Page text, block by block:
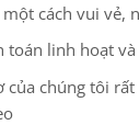
cách vui vẻ,
linh hoạt
của chúng tôi